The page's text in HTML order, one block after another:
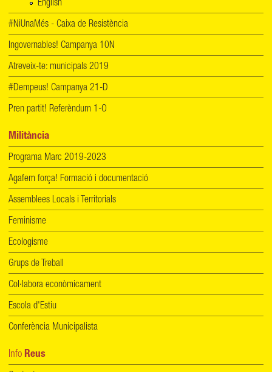
English
#NiUnaMés - Caixa de Resistència
Ingovernables! Campanya 10N
Atreveix-te: municipals 2019
#Dempeus! Campanya 21-D
Pren partit! Referèndum 1-O
Militància
Programa Marc 2019-2023
Agafem força! Formació i documentació
Assemblees Locals i Territorials
Feminisme
Ecologisme
Grups de Treball
Col·labora econòmicament
Escola d'Estiu
Conferència Municipalista
Info Reus